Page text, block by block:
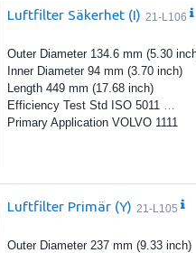
Luftfilter Säkerhet (I) 21-L106
Outer Diameter 134.6 mm (5.30
Inner Diameter 94 mm (3.70 inch)
Length 449 mm (17.68 inch)
Efficiency Test Std ISO 5011
Primary Application VOLVO 1111
Luftfilter Primär (Y) 21-L105
Outer Diameter 237 mm (9.33 inch)